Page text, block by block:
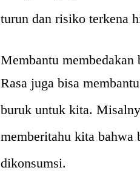
turun dan risiko terkena
Membantu membedakan
Rasa juga bisa
buruk untuk kita.
memberitahu kita bahwa
dikonsumsi.